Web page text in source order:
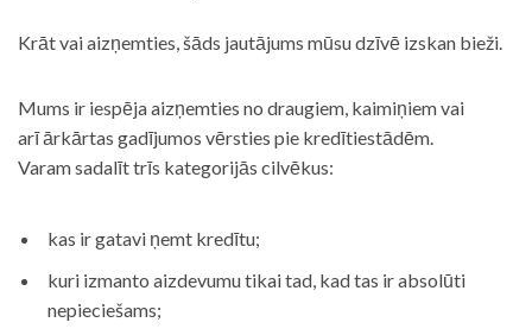
Krāt vai aizņemties, šāds jautājums mūsu dzīvē izskan bieži.
Mums ir iespēja aizņemties no draugiem, kaimiņiem vai
arī ārkārtas gadījumos vērsties pie kredītiestādēm.
Varam sadalīt trīs kategorijās cilvēkus:
kas ir gatavi ņemt kredītu;
kuri izmanto aizdevumu tikai tad, kad tas ir absolūti
nepieciešams;